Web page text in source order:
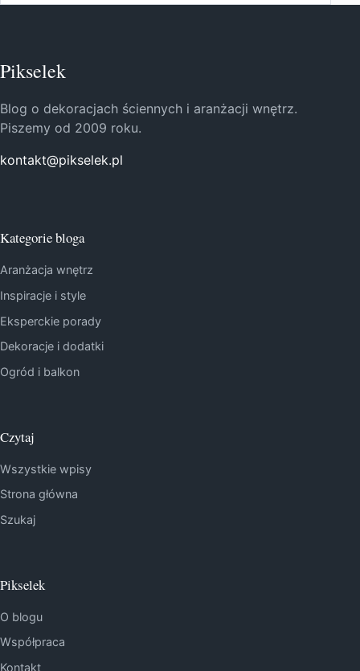
Pikselek
Blog o dekoracjach ściennych i aranżacji wnętrz.
Piszemy od 2009 roku.
kontakt@pikselek.pl
Kategorie bloga
Aranżacja wnętrz
Inspiracje i style
Eksperckie porady
Dekoracje i dodatki
Ogród i balkon
Czytaj
Wszystkie wpisy
Strona główna
Szukaj
Pikselek
O blogu
Współpraca
Kontakt